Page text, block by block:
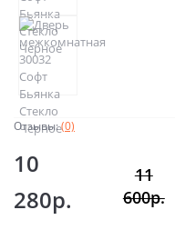
Отзывы:(0)
10
280р.
11
600р.